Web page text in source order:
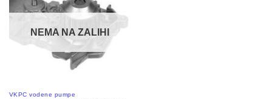
NEMA NA ZALIHI
VKPC vodene pumpe